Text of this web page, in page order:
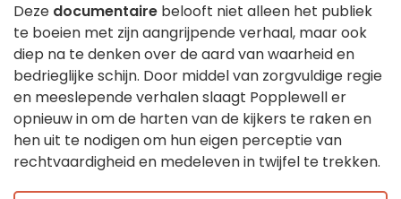
Deze documentaire belooft niet alleen het publiek
te boeien met zijn aangrijpende verhaal, maar ook
diep na te denken over de aard van waarheid en
bedrieglijke schijn. Door middel van zorgvuldige regie
en meeslepende verhalen slaagt Popplewell er
opnieuw in om de harten van de kijkers te raken en
hen uit te nodigen om hun eigen perceptie van
rechtvaardigheid en medeleven in twijfel te trekken.